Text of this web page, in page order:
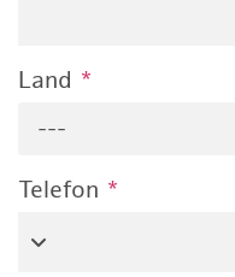
Land *
---
Telefon *